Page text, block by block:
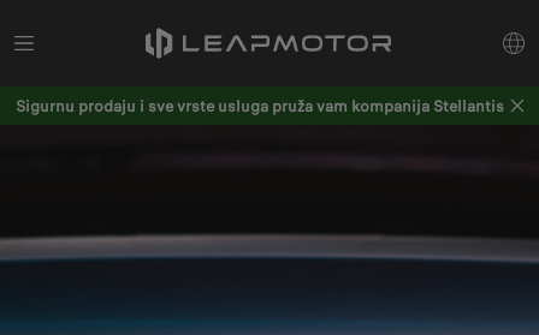
Sigurnu prodaju i sve vrste usluga pruža vam kompanija Stellantis